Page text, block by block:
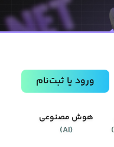
ورود يا ثبت‌نام
هوش مصنوعی
(
AI
) )